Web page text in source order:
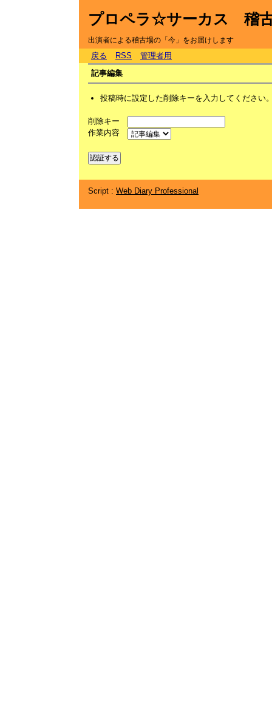
プロペラ☆サーカス 稽
出演者による稽古場の「今」をお届けします
戻る RSS
管理者用
記事編集
投稿時に設定した削除キーを入力してください
削除キー
作業内容
Script : Web Diary Professional